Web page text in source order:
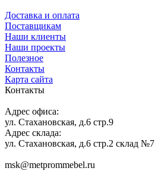
Доставка и оплата
Поставщикам
Наши клиенты
Наши проекты
Полезное
Контакты
Карта сайта
Контакты
Адрес офиса:
ул. Стахановская, д.6 стр.9
Адрес склада:
ул. Стахановская, д.6 стр.2 склад №7
msk@metprommebel.ru